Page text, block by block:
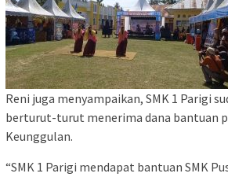
Reni juga menyampaikan, SMK 1 Parigi
berturut-turut menerima dana bantuan
Keunggulan.
“SMK 1 Parigi mendapat bantuan SMK